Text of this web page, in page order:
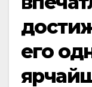
его